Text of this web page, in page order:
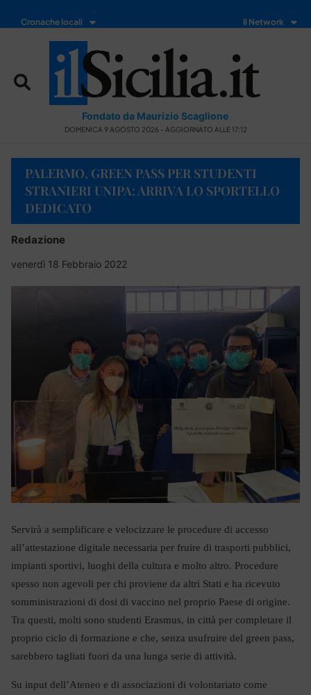
Cronache locali Il Network
Fondato da Maurizio Scaglione
DOMENICA 9 AGOSTO 2026 - AGGIORNATO ALLE 17:12
PALERMO, GREEN PASS PER STUDENTI
STRANIERI UNIPA: ARRIVA LO SPORTELLO
DEDICATO
Redazione
venerdì 18 Febbraio 2022
Servirà a semplificare e velocizzare le procedure di accesso
all’attestazione digitale necessaria per fruire di trasporti pubblici,
impianti sportivi, luoghi della cultura e molto altro. Procedure
spesso non agevoli per chi proviene da altri Stati e ha ricevuto
somministrazioni di dosi di vaccino nel proprio Paese di origine.
Tra questi, molti sono studenti Erasmus, in città per completare il
proprio ciclo di formazione e che, senza usufruire del green pass,
sarebbero tagliati fuori da una lunga serie di attività.
Su input dell’Ateneo e di associazioni di volontariato come